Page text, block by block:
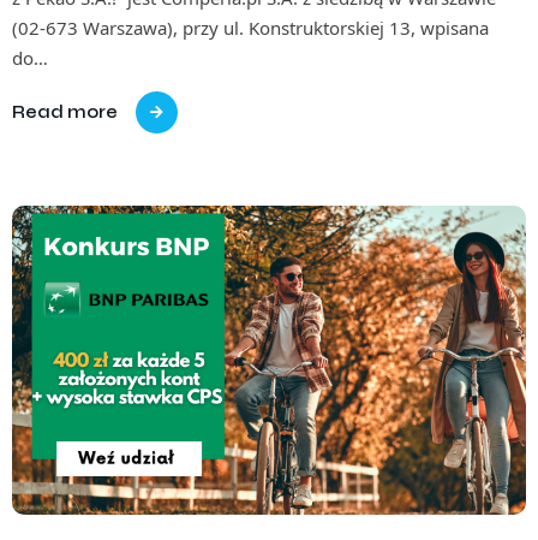
(02-673 Warszawa), przy ul. Konstruktorskiej 13, wpisana
do…
Read more